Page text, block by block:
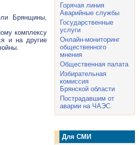
Брянщины,
комплексу
и на другие
Горячая линия
Аварийные службы
Государственные
услуги
Онлайн-мониторинг
общественного
мнения
Общественная палата
Избирательная
комиссия
Брянской области
Пострадавшим от
аварии на ЧАЭС
Для СМИ